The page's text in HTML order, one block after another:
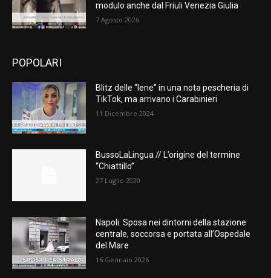
modulo anche dal Friuli Venezia Giulia
7 Agosto 2026
POPOLARI
Blitz delle “Iene” in una nota pescheria di
TikTok, ma arrivano i Carabinieri
11 Dicembre 2024
BussoLaLingua // L’origine del termine
“Chiattillo”
27 Luglio 2020
Napoli: Sposa nei dintorni della stazione
centrale, soccorsa e portata all’Ospedale
del Mare
16 Gennaio 2026